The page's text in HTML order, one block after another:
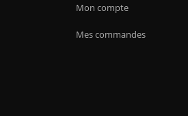
Mon compte
Mes commandes